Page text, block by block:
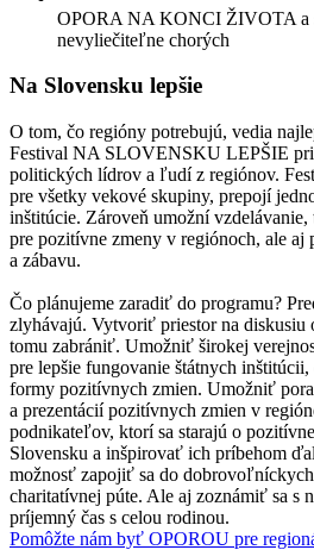
OPORA NA KONCI ŽIVOTA a
nevyliečiteľne chorých
Na Slovensku lepšie
O tom, čo regióny potrebujú, vedia
Festival NA SLOVENSKU LEPŠIE
politických lídrov a ľudí z regiónov.
pre všetky vekové skupiny, prepojí
inštitúcie. Zároveň umožní
pre pozitívne zmeny v regiónoch, ale aj
a zábavu.
Čo plánujeme zaradiť do programu?
zlyhávajú. Vytvoriť priestor na diskusiu
tomu zabrániť. Umožniť širokej
pre lepšie fungovanie štátnych
formy pozitívnych zmien. Umožniť
a prezentácií pozitívnych zmien v
podnikateľov, ktorí sa starajú o
Slovensku a inšpirovať ich príbehom
možnosť zapojiť sa do
charitatívnej púte. Ale aj zoznámiť sa
príjemný čas s celou rodinou.
Pomôžte nám byť OPOROU pre